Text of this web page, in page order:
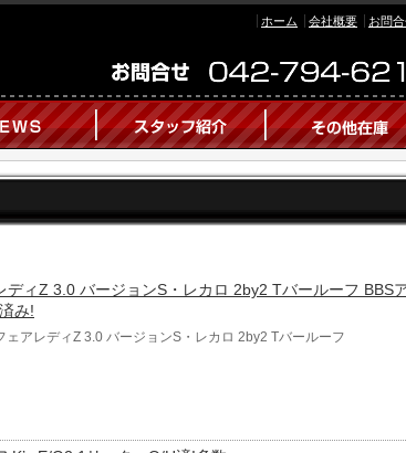
ホーム 会社概要 お問
ディZ 3.0 バージョンS・レカロ 2by2 Tバールーフ BBS
み!
アレディZ 3.0 バージョンS・レカロ 2by2 Tバールーフ